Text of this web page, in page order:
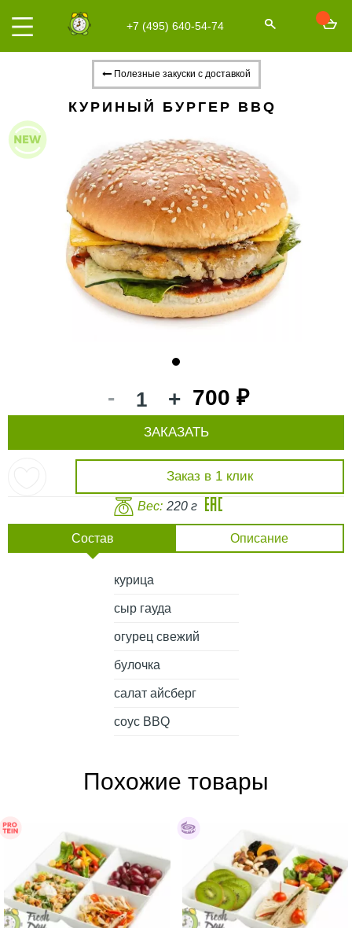
+7 (495) 640-54-74
Полезные закуски с доставкой
КУРИНЫЙ БУРГЕР BBQ
- + 700 ₽
Заказ в 1 клик
ЗАКАЗАТЬ
Вес: 220 г
Состав Описание
курица
сыр гауда
огурец свежий
булочка
салат айсберг
соус BBQ
Похожие товары